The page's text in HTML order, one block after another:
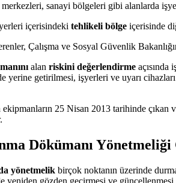
sanayi bölgeleri gibi alanlarda
içerisindeki tehlikeli bölge içerisinde
Çalışma ve Sosyal Güvenlik
alan riskini değerlendirme
yerine getirilmesi, işyerleri ve uyarı
25 Nisan 2013 tarihinde
Dökümanı Yönetmeliği
yönetmelik birçok noktanın üzerinde
gözden geçirmesi ve güncellenmesi